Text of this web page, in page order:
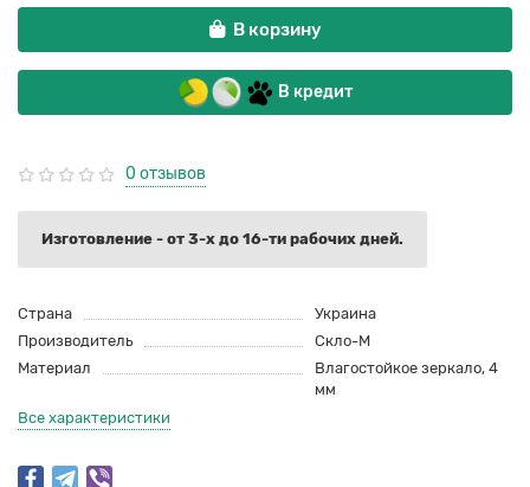
В корзину
В кредит
0 отзывов
Изготовление - от 3-х до 16-ти рабочих дней.
Страна
Украина
Производитель
Скло-М
Материал
Влагостойкое зеркало, 4
мм
Все характеристики